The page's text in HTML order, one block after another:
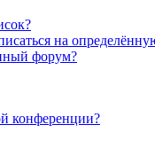
на
форум?
конференции?